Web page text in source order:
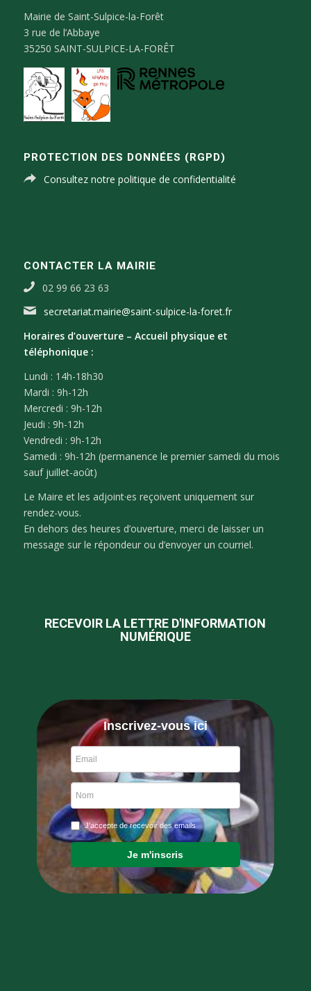
Mairie de Saint-Sulpice-la-Forêt
3 rue de l’Abbaye
35250 SAINT-SULPICE-LA-FORÊT
PROTECTION DES DONNÉES (RGPD)
Consultez notre politique de confidentialité
CONTACTER LA MAIRIE
02 99 66 23 63
secretariat.mairie@saint-sulpice-la-foret.fr
Horaires d’ouverture – Accueil physique et
téléphonique :
Lundi : 14h-18h30
Mardi : 9h-12h
Mercredi : 9h-12h
Jeudi : 9h-12h
Vendredi : 9h-12h
Samedi : 9h-12h (permanence le premier samedi du mois
sauf juillet-août)
Le Maire et les adjoint·es reçoivent uniquement sur
rendez-vous.
En dehors des heures d’ouverture, merci de laisser un
message sur le répondeur ou d’envoyer un courriel.
RECEVOIR LA LETTRE D'INFORMATION
NUMÉRIQUE
Inscrivez-vous ici
J'accepte de recevoir des emails
Je m'inscris